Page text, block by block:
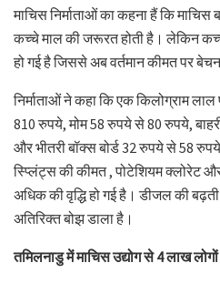
माचिस निर्माताओं का कहना हैं कि
कच्चे माल की जरूरत होती है। लेकिन
हो गई है जिससे अब वर्तमान कीमत पर
निर्माताओं ने कहा कि एक किलोग्राम
810 रुपये, मोम 58 रुपये से 80 रुपये,
और भीतरी बॉक्स बोर्ड 32 रुपये से 58
स्प्लिंट्स की कीमत , पोटेशियम क्लोरेट
अधिक की वृद्धि हो गई है। डीजल की
अतिरिक्त बोझ डाला है।
तमिलनाडु में माचिस उद्योग से 4 लाख लोगों